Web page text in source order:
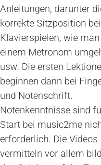
Anleitungen, darunter
korrekte Sitzposition
Klavierspielen, wie
einem Metronom
usw. Die ersten
beginnen dann bei
und Notenschrift.
Notenkenntnisse sind
Start bei music2me
erforderlich. Die Videos
vermitteln vor allem